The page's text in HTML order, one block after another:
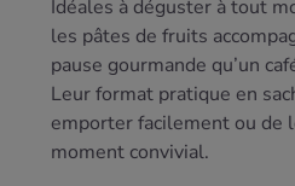
Idéales à déguster à tout
les pâtes de fruits
pause gourmande qu’un
Leur format pratique en
emporter facilement ou de
moment convivial.